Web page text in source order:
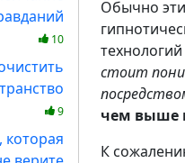
10
9
которая
Обычно
стоит
чем выше
К